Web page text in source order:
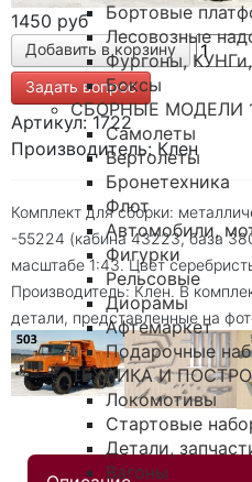
Бортовые
Лесовозные
Фургоны,
Боксы
СБОРНЫЕ МОДЕЛИ
Самолеты
Вертолеты
Бронетехника
Флот
Автомобили,
Фигурки
Рельсовые
Диорамы
Афтемаркет
Подарочные
ТЕХНИКА И
Локомотивы
Стартовые
Детали,
Вагоны
1450 руб
Задать вопрос
Артикул: 1722
Производитель: Клен
Комплект для сборки:
-55224 (кабина 43223, база
масштабе 1:43. Цвет
Производитель: Клен. В
детали, представленные на